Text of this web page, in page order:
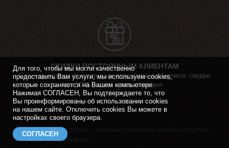
СКИДКИ ПОСТОЯННЫМ КЛИЕНТАМ
Станьте нашим постоянным клиентом и получите скидки
до 10% на все наши изделия.
© 2017 - 2026 Kozhak - интернет магазин онлайн покупок.
Все права защищены.
Для того, чтобы мы могли качественно
предоставить Вам услуги, мы используем cookies,
которые сохраняются на Вашем компьютере.
Нажимая СОГЛАСЕН, Вы подтверждаете то, что
Вы проинформированы об использовании cookies
на нашем сайте. Отключить cookies Вы можете в
настройках своего браузера.
СОГЛАСЕН